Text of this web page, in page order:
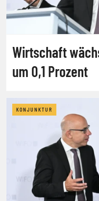
Wirtschaft
um 0,1 Prozent
KONJUNKTUR